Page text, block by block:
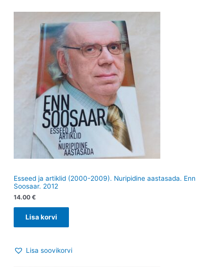
Esseed ja artiklid (2000-2009). Nuripidine aastasada. Enn
Soosaar. 2012
14.00 €
Lisa korvi
Lisa soovikorvi